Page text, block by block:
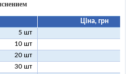
Ціна, грн
5 шт
10 шт
20 шт
30 шт